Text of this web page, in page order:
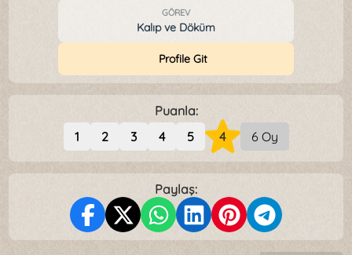
GÖREV
Kalıp ve Döküm
Profile Git
Puanla:
1
2 3 4 5 4 6 Oy
Paylaş: